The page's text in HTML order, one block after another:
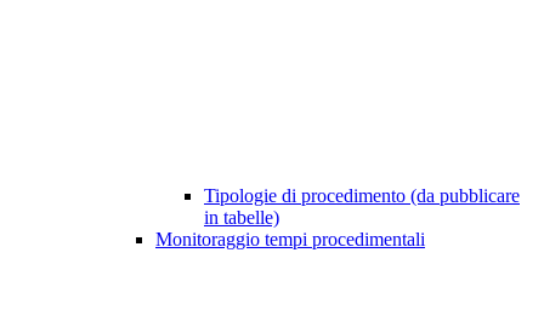
Tipologie di procedimento (da pubblicare
in tabelle)
Monitoraggio tempi procedimentali